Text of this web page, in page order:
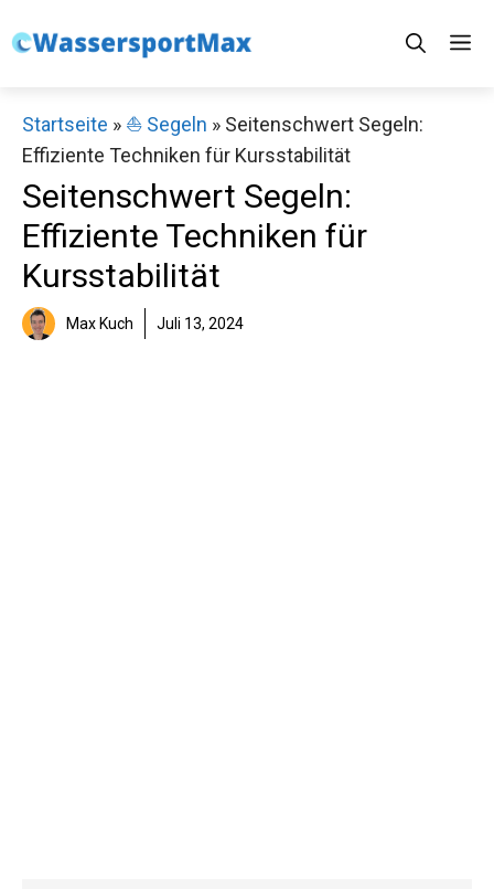
Inhalt
Startseite » ⛵️ Segeln » Seitenschwert Segeln:
Effiziente Techniken für Kursstabilität
Seitenschwert Segeln:
Effiziente Techniken für
Kursstabilität
Max Kuch Juli 13, 2024